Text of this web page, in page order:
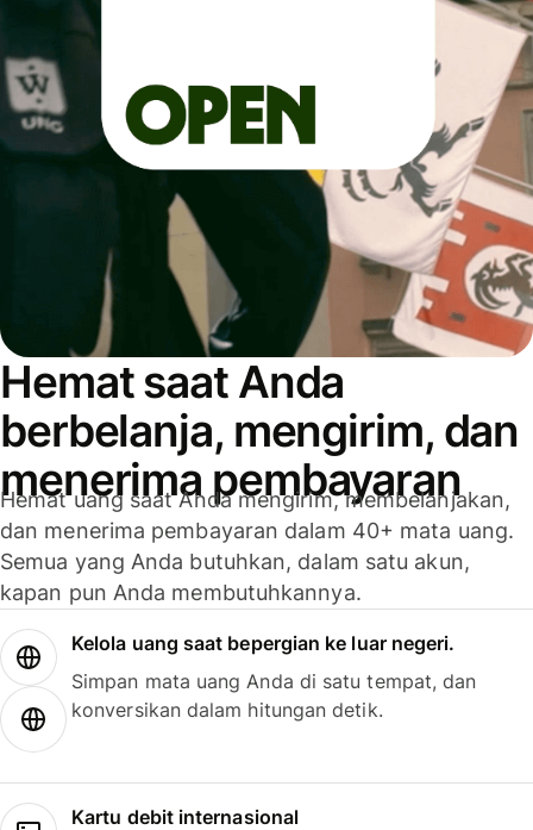
Hemat saat Anda
berbelanja, mengirim, dan
menerima pembayaran
Hemat uang saat Anda mengirim, membelanjakan,
dan menerima pembayaran dalam 40+ mata uang.
Semua yang Anda butuhkan, dalam satu akun,
kapan pun Anda membutuhkannya.
Kelola uang saat bepergian ke luar negeri.
Simpan mata uang Anda di satu tempat, dan
konversikan dalam hitungan detik.
Kartu debit internasional